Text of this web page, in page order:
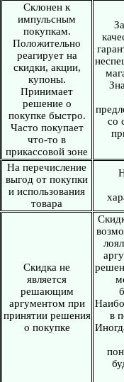
Склонен к
импульсным
покупкам.
Положительно
реагирует на
скидки, акции,
купоны.
Принимает
решение о
покупке быстро.
Часто покупает
что-то в
прикассовой зоне
со
На перечисление
выгод от покупки
и использования
товара
Скидка не
является
решающим
аргументом при
принятии решения
о покупке
в